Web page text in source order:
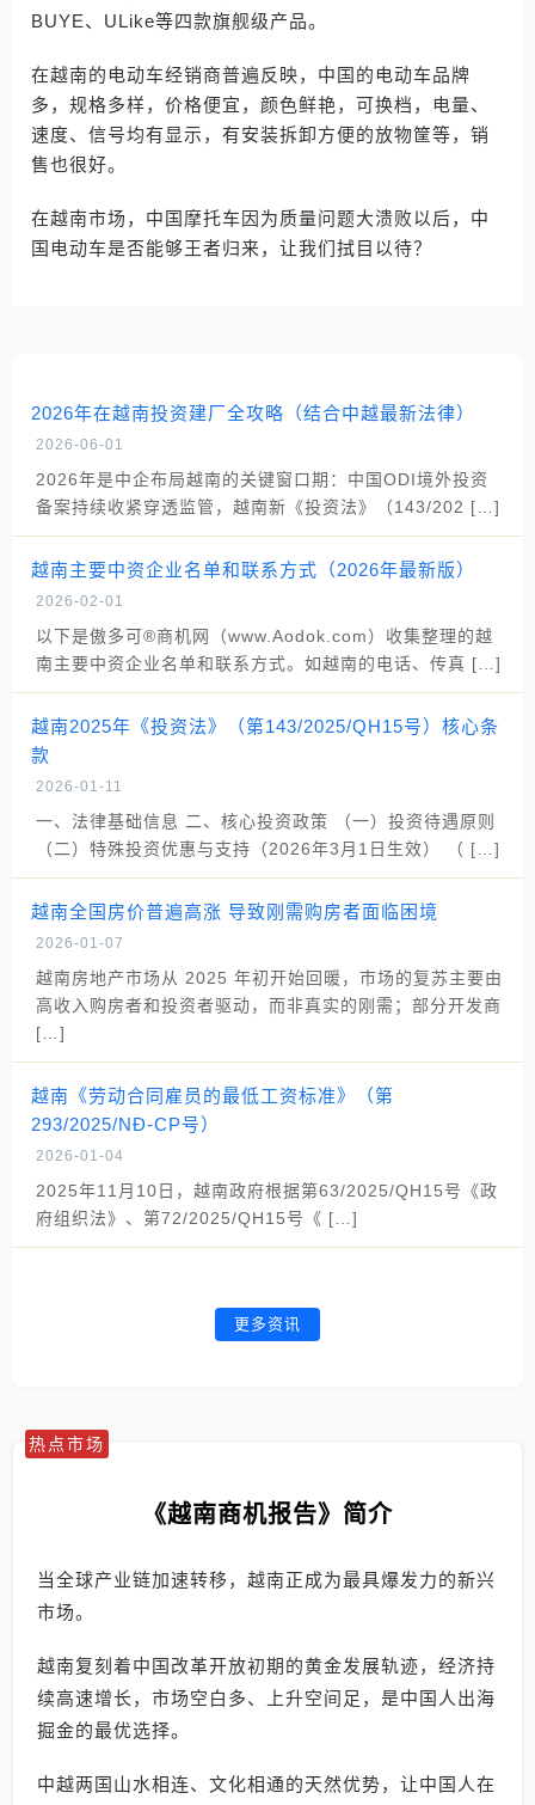
BUYE、ULike等四款旗舰级产品。
在越南的电动车经销商普遍反映，中国的电动车品牌
多，规格多样，价格便宜，颜色鲜艳，可换档，电量、
速度、信号均有显示，有安装拆卸方便的放物筐等，销
售也很好。
在越南市场，中国摩托车因为质量问题大溃败以后，中
国电动车是否能够王者归来，让我们拭目以待？
2026年在越南投资建厂全攻略（结合中越最新法律）
2026-06-01
2026年是中企布局越南的关键窗口期：中国ODI境外投资
备案持续收紧穿透监管，越南新《投资法》（143/202 […]
越南主要中资企业名单和联系方式（2026年最新版）
2026-02-01
以下是傲多可®商机网（www.Aodok.com）收集整理的越
南主要中资企业名单和联系方式。如越南的电话、传真 […]
越南2025年《投资法》（第143/2025/QH15号）核心条
款
2026-01-11
一、法律基础信息 二、核心投资政策 （一）投资待遇原则
（二）特殊投资优惠与支持（2026年3月1日生效） （ […]
越南全国房价普遍高涨 导致刚需购房者面临困境
2026-01-07
越南房地产市场从 2025 年初开始回暖，市场的复苏主要由
高收入购房者和投资者驱动，而非真实的刚需；部分开发商
[…]
越南《劳动合同雇员的最低工资标准》（第
293/2025/NĐ-CP号）
2026-01-04
2025年11月10日，越南政府根据第63/2025/QH15号《政
府组织法》、第72/2025/QH15号《 […]
更多资讯
热点市场
《越南商机报告》简介
当全球产业链加速转移，越南正成为最具爆发力的新兴
市场。
越南复刻着中国改革开放初期的黄金发展轨迹，经济持
续高速增长，市场空白多、上升空间足，是中国人出海
掘金的最优选择。
中越两国山水相连、文化相通的天然优势，让中国人在